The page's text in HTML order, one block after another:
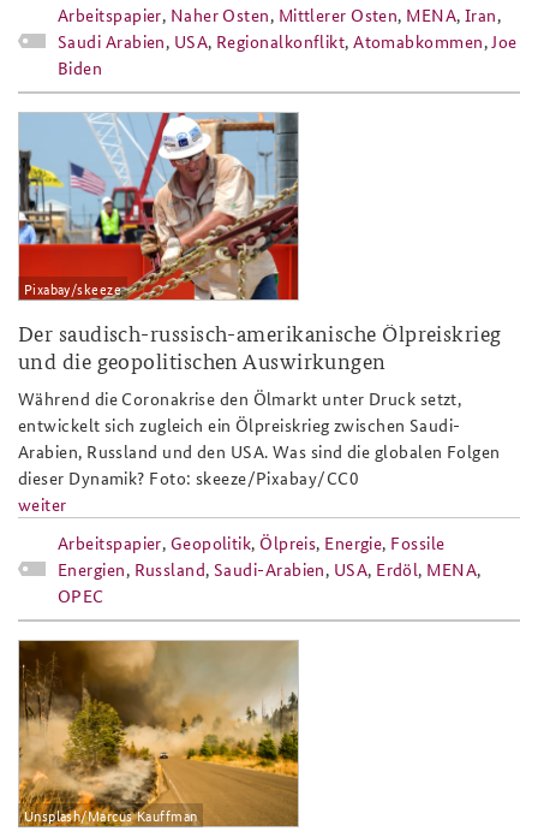
Arbeitspapier, Naher Osten, Mittlerer Osten, MENA, Iran,
Saudi Arabien, USA, Regionalkonflikt,Atomabkommen, Joe
Biden
ap5-20_slider.png
Pixabay/skeeze
Der saudisch-russisch-amerikanische Ölpreiskrieg
und die geopolitischen Auswirkungen
Während die Coronakrise den Ölmarkt unter Druck setzt,
entwickelt sich zugleich ein Ölpreiskrieg zwischen Saudi-
Arabien, Russland und den USA. Was sind die globalen Folgen
dieser Dynamik? Foto: skeeze/Pixabay/CC0
weiter
Arbeitspapier, Geopolitik, Ölpreis, Energie, Fossile
Energien, Russland, Saudi-Arabien, USA, Erdöl, MENA,
OPEC
ap3-20_slider.png
Unsplash/Marcus Kauffman